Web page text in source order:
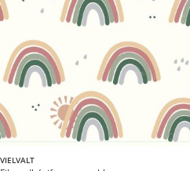
VIELVALT